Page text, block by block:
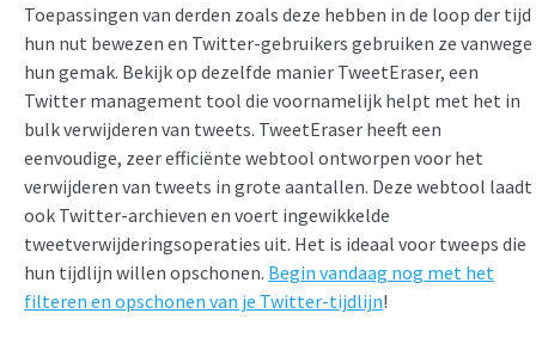
Toepassingen van derden zoals deze hebben in de loop der tijd
hun nut bewezen en Twitter-gebruikers gebruiken ze vanwege
hun gemak. Bekijk op dezelfde manier TweetEraser, een
Twitter management tool die voornamelijk helpt met het in
bulk verwijderen van tweets. TweetEraser heeft een
eenvoudige, zeer efficiënte webtool ontworpen voor het
verwijderen van tweets in grote aantallen. Deze webtool laadt
ook Twitter-archieven en voert ingewikkelde
tweetverwijderingsoperaties uit. Het is ideaal voor tweeps die
hun tijdlijn willen opschonen. Begin vandaag nog met het
filteren en opschonen van je Twitter-tijdlijn!